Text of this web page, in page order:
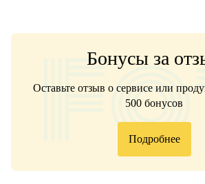
Бонусы за
Оставьте отзыв о сервисе или
500 бонусов
Подробнее